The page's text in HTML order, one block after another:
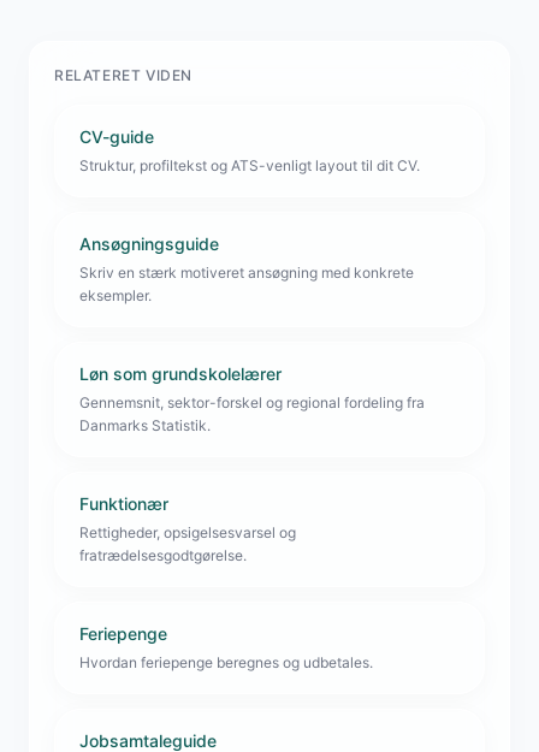
RELATERET VIDEN
CV-guide
Struktur, profiltekst og ATS-venligt layout til dit CV.
Ansøgningsguide
Skriv en stærk motiveret ansøgning med konkrete
eksempler.
Løn som grundskolelærer
Gennemsnit, sektor-forskel og regional fordeling fra
Danmarks Statistik.
Funktionær
Rettigheder, opsigelsesvarsel og
fratrædelsesgodtgørelse.
Feriepenge
Hvordan feriepenge beregnes og udbetales.
Jobsamtaleguide